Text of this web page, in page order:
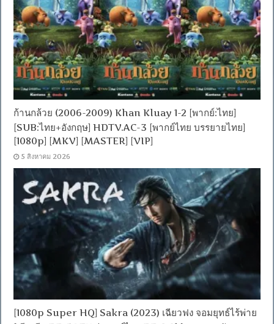
ก้านกล้วย (2006-2009) Khan Kluay 1-2 [พากย์:ไทย]
[SUB:ไทย+อังกฤษ] HDTV.AC-3 [พากย์ไทย บรรยายไทย]
[1080p] [MKV] [MASTER] [VIP]
5 สิงหาคม 2026
[1080p Super HQ] Sakra (2023) เฉียวฟง จอมยุทธ์ไร้พ่าย